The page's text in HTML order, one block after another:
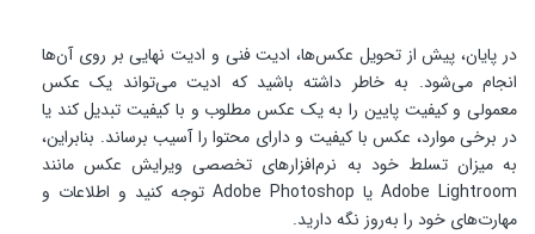
در پایان، پیش از تحویل عکس‌ها، ادیت فنی و ادیت نهایی بر روی آن‌ها
انجام می‌شود. به خاطر داشته باشید که ادیت می‌تواند یک عکس
معمولی و کیفیت پایین را به یک عکس مطلوب و با کیفیت تبدیل کند یا
در برخی موارد، عکس با کیفیت و دارای محتوا را آسیب برساند. بنابراین،
به میزان تسلط خود به نرم‌افزارهای تخصصی ویرایش عکس مانند
Adobe Lightroom یا Adobe Photoshop توجه کنید و اطلاعات و
مهارت‌های خود را به‌روز نگه دارید.